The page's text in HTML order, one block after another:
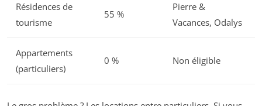
Résidences de
tourisme
55 %
Pierre &
Vacances, Odalys
Appartements
(particuliers)
0 % Non éligible